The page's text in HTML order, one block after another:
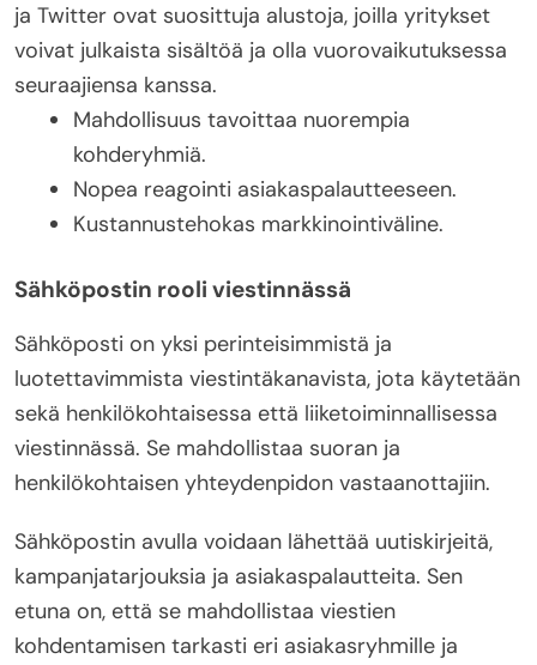
ja Twitter ovat suosittuja alustoja, joilla yritykset
voivat julkaista sisältöä ja olla vuorovaikutuksessa
seuraajiensa kanssa.
Mahdollisuus tavoittaa nuorempia
kohderyhmiä.
Nopea reagointi asiakaspalautteeseen.
Kustannustehokas markkinointiväline.
Sähköpostin rooli viestinnässä
Sähköposti on yksi perinteisimmistä ja
luotettavimmista viestintäkanavista, jota käytetään
sekä henkilökohtaisessa että liiketoiminnallisessa
viestinnässä. Se mahdollistaa suoran ja
henkilökohtaisen yhteydenpidon vastaanottajiin.
Sähköpostin avulla voidaan lähettää uutiskirjeitä,
kampanjatarjouksia ja asiakaspalautteita. Sen
etuna on, että se mahdollistaa viestien
kohdentamisen tarkasti eri asiakasryhmille ja